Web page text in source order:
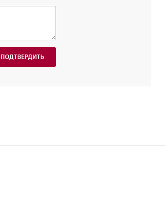
ПОДТВЕРДИТЬ